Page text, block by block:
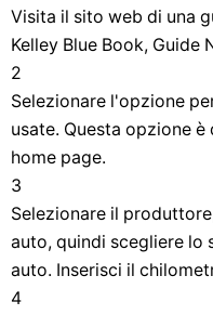
Visita il sito web di una
Kelley Blue Book, Guide
2
Selezionare l'opzione
usate. Questa opzione
home page.
3
Selezionare il
auto, quindi scegliere lo
auto. Inserisci il
4